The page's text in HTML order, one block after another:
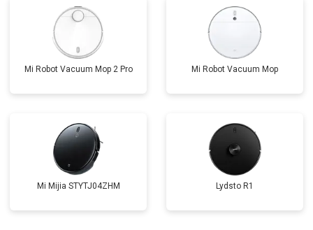
Mi Robot Vacuum Mop 2 Pro Mi Robot Vacuum Mop
Mi Mijia STYTJ04ZHM Lydsto R1